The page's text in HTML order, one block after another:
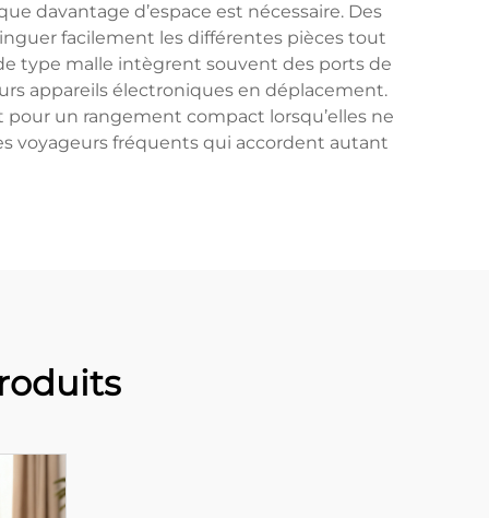
davantage d’espace est nécessaire. Des
facilement les différentes pièces tout
type malle intègrent souvent des ports de
appareils électroniques en déplacement.
un rangement compact lorsqu’elles ne
voyageurs fréquents qui accordent autant